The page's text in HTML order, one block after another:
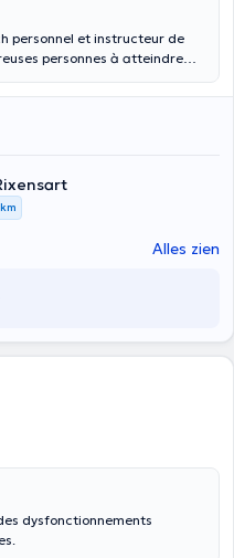
personnel et instructeur de
personnes à atteindre
Par conséquent, elle est
Alles zien
dysfonctionnements